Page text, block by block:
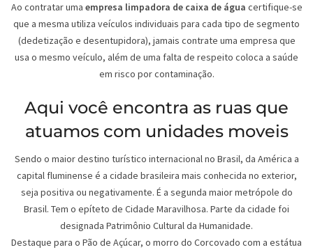
Ao contratar uma empresa limpadora de caixa de água certifique-se
que a mesma utiliza veículos individuais para cada tipo de segmento
(dedetização e desentupidora), jamais contrate uma empresa que
usa o mesmo veículo, além de uma falta de respeito coloca a saúde
em risco por contaminação.
Aqui você encontra as ruas que
atuamos com unidades moveis
Sendo o maior destino turístico internacional no Brasil, da América a
capital fluminense é a cidade brasileira mais conhecida no exterior,
seja positiva ou negativamente. É a segunda maior metrópole do
Brasil. Tem o epíteto de Cidade Maravilhosa. Parte da cidade foi
designada Patrimônio Cultural da Humanidade.
Destaque para o Pão de Açúcar, o morro do Corcovado com a estátua